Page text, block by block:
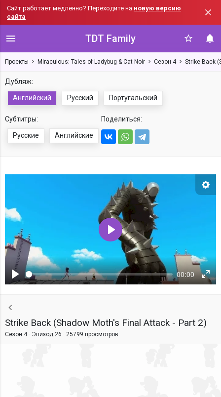
Сайт работает медленно? Переходите на новую версию
сайта
TDT Family
Проекты Miraculous: Tales of Ladybug & Cat Noir Сезон 4 Strike Back
Дубляж:
Английский Русский Португальский
Субтитры:
Русские Английские
Поделиться:
Воспроизвести
00:00
Воспроизвести
Strike Back (Shadow Moth's Final Attack - Part 2)
Сезон 4 · Эпизод 26 · 25799 просмотров